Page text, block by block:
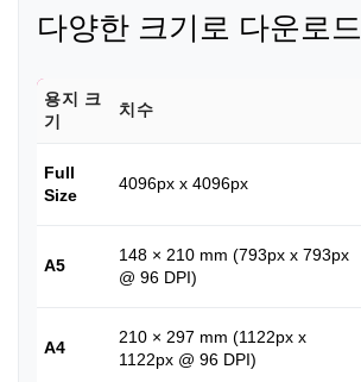
다양한 크기로 다운로드
용지 크
기
치수
Full
Size
4096px x 4096px
A5
148 × 210 mm (793px x 793px
@ 96 DPI)
A4
210 × 297 mm (1122px x
1122px @ 96 DPI)